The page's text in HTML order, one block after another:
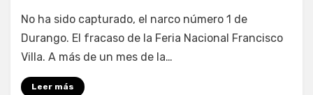
por Fernando Miranda Servín
No ha sido capturado, el narco número 1 de
Durango. El fracaso de la Feria Nacional Francisco
Villa. A más de un mes de la…
Leer más